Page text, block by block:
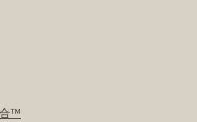
™